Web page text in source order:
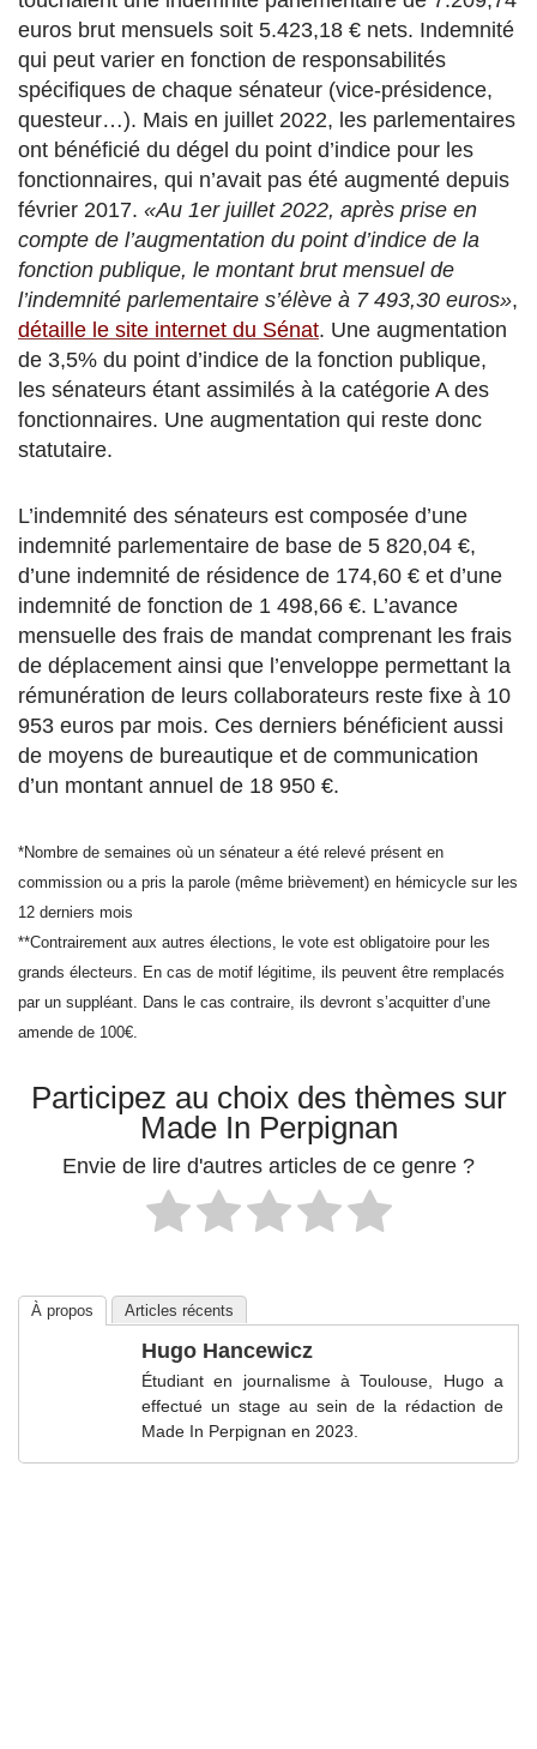
euros brut mensuels soit 5.423,18 € nets. Indemnité
qui peut varier en fonction de responsabilités
spécifiques de chaque sénateur (vice-présidence,
questeur…). Mais en juillet 2022, les parlementaires
ont bénéficié du dégel du point d’indice pour les
fonctionnaires, qui n’avait pas été augmenté depuis
février 2017. «Au 1er juillet 2022, après prise en
compte de l’augmentation du point d’indice de la
fonction publique, le montant brut mensuel de
l’indemnité parlementaire s’élève à 7 493,30 euros»,
détaille le site internet du Sénat. Une augmentation
de 3,5% du point d’indice de la fonction publique,
les sénateurs étant assimilés à la catégorie A des
fonctionnaires. Une augmentation qui reste donc
statutaire.
L’indemnité des sénateurs est composée d’une
indemnité parlementaire de base de 5 820,04 €,
d’une indemnité de résidence de 174,60 € et d’une
indemnité de fonction de 1 498,66 €. L’avance
mensuelle des frais de mandat comprenant les frais
de déplacement ainsi que l’enveloppe permettant la
rémunération de leurs collaborateurs reste fixe à 10
953 euros par mois. Ces derniers bénéficient aussi
de moyens de bureautique et de communication
d’un montant annuel de 18 950 €.
*Nombre de semaines où un sénateur a été relevé présent en
commission ou a pris la parole (même brièvement) en hémicycle sur les
12 derniers mois
**Contrairement aux autres élections, le vote est obligatoire pour les
grands électeurs. En cas de motif légitime, ils peuvent être remplacés
par un suppléant. Dans le cas contraire, ils devront s’acquitter d’une
amende de 100€.
Participez au choix des thèmes sur
Made In Perpignan
Envie de lire d'autres articles de ce genre ?
À propos Articles récents
Hugo Hancewicz
Étudiant en journalisme à Toulouse, Hugo a
effectué un stage au sein de la rédaction de
Made In Perpignan en 2023.